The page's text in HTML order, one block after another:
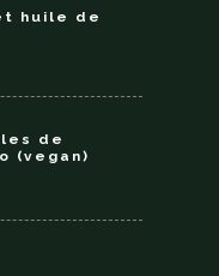
huile de
de
(vegan)